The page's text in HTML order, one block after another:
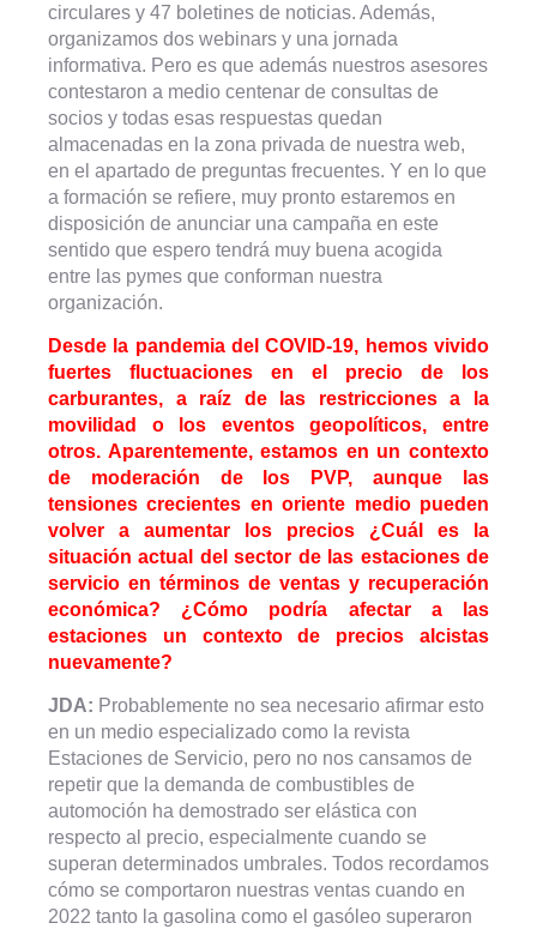
circulares y 47 boletines de noticias. Además,
organizamos dos webinars y una jornada
informativa. Pero es que además nuestros asesores
contestaron a medio centenar de consultas de
socios y todas esas respuestas quedan
almacenadas en la zona privada de nuestra web,
en el apartado de preguntas frecuentes. Y en lo que
a formación se refiere, muy pronto estaremos en
disposición de anunciar una campaña en este
sentido que espero tendrá muy buena acogida
entre las pymes que conforman nuestra
organización.
Desde la pandemia del COVID-19, hemos vivido
fuertes fluctuaciones en el precio de los
carburantes, a raíz de las restricciones a la
movilidad o los eventos geopolíticos, entre
otros. Aparentemente, estamos en un contexto
de moderación de los PVP, aunque las
tensiones crecientes en oriente medio pueden
volver a aumentar los precios ¿Cuál es la
situación actual del sector de las estaciones de
servicio en términos de ventas y recuperación
económica? ¿Cómo podría afectar a las
estaciones un contexto de precios alcistas
nuevamente?
JDA: Probablemente no sea necesario afirmar esto
en un medio especializado como la revista
Estaciones de Servicio, pero no nos cansamos de
repetir que la demanda de combustibles de
automoción ha demostrado ser elástica con
respecto al precio, especialmente cuando se
superan determinados umbrales. Todos recordamos
cómo se comportaron nuestras ventas cuando en
2022 tanto la gasolina como el gasóleo superaron